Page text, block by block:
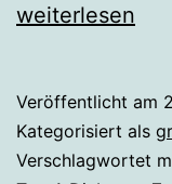
weiterlesen
Veröffentlicht am
Kategorisiert als
Verschlagwortet